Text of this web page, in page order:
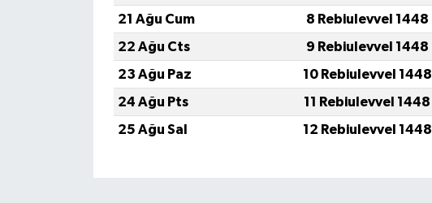
21 Ağu Cum
8 Rebiulevvel 1448
22 Ağu Cts
9 Rebiulevvel 1448
23 Ağu Paz
10 Rebiulevvel 1448
24 Ağu Pts
11 Rebiulevvel 1448
25 Ağu Sal
12 Rebiulevvel 1448